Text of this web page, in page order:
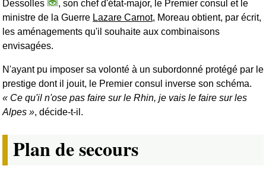
Dessolles
, son chef d'état-major, le Premier consul et le
ministre de la Guerre Lazare Carnot, Moreau obtient, par écrit,
les aménagements qu'il souhaite aux combinaisons
envisagées.
N'ayant pu imposer sa volonté à un subordonné protégé par le
prestige dont il jouit, le Premier consul inverse son schéma.
Ce qu'il n'ose pas faire sur le Rhin, je vais le faire sur les
Alpes
, décide-t-il.
Plan de secours